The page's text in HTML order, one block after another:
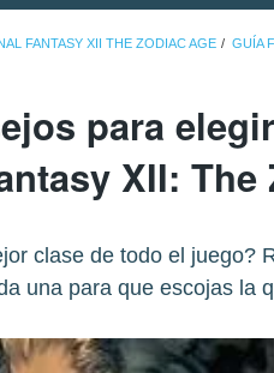
FANTASY XII THE ZODIAC AGE GUÍA
para
XII:
clase de todo el juego?
una para que escojas la